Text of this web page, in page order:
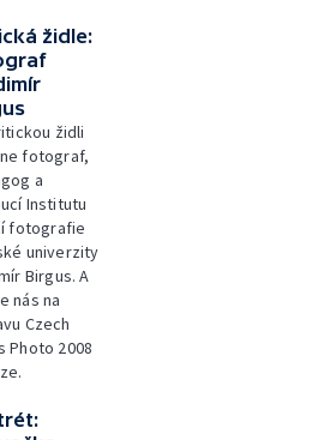
židle:
židli
fotograf,
a
Institutu
fotografie
univerzity
Birgus. A
nás na
Czech
Photo 2008